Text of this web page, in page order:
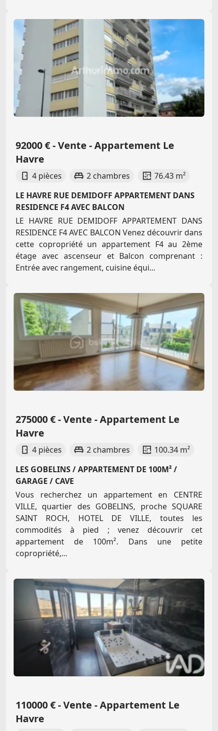
92000 € - Vente - Appartement Le
Havre
4 pièces 2 chambres
76.43 m²
LE HAVRE RUE DEMIDOFF APPARTEMENT DANS
RESIDENCE F4 AVEC BALCON
LE HAVRE RUE DEMIDOFF APPARTEMENT DANS
RESIDENCE F4 AVEC BALCON Venez découvrir dans
cette copropriété un appartement F4 au 2ème
étage avec ascenseur et Balcon comprenant :
Entrée avec rangement, cuisine équi...
275000 € - Vente - Appartement Le
Havre
4 pièces 2 chambres
100.34 m²
LES GOBELINS / APPARTEMENT DE 100M² /
GARAGE / CAVE
Vous recherchez un appartement en CENTRE
VILLE, quartier des GOBELINS, proche SQUARE
SAINT ROCH, HOTEL DE VILLE, toutes les
commodités à pied ; venez découvrir cet
appartement de 100m². Dans une petite
copropriété,...
110000 € - Vente - Appartement Le
Havre